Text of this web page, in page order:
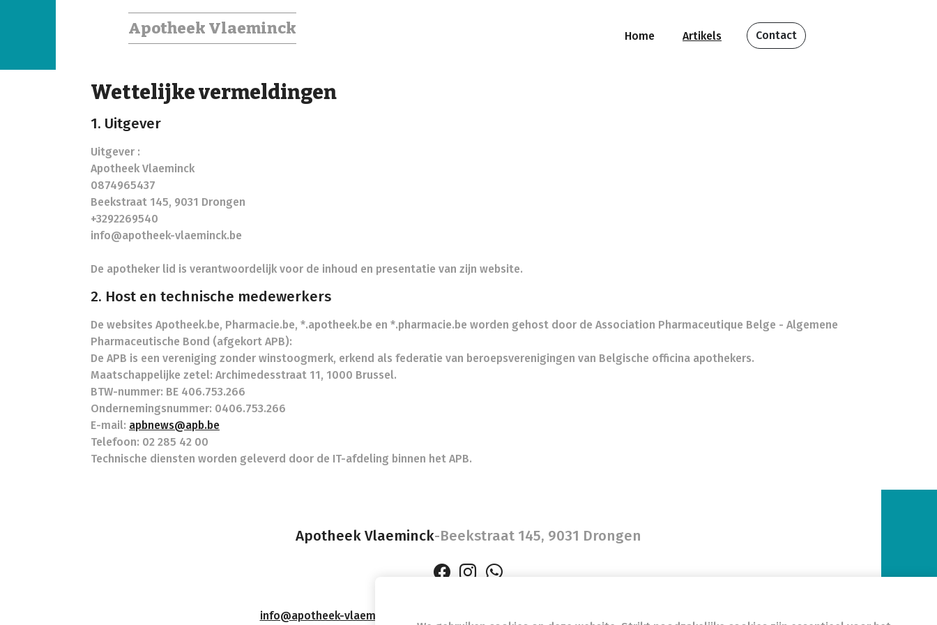
Apotheek Vlaeminck Home Artikels Contact
Wettelijke vermeldingen
1. Uitgever
Uitgever :
Apotheek Vlaeminck
0874965437
Beekstraat 145, 9031 Drongen
+3292269540
info@apotheek-vlaeminck.be
De apotheker lid is verantwoordelijk voor de inhoud en presentatie van zijn website.
2. Host en technische medewerkers
De websites Apotheek.be, Pharmacie.be, *.apotheek.be en *.pharmacie.be worden gehost door de Association Pharmaceutique Belge - Algemene
Pharmaceutische Bond (afgekort APB):
De APB is een vereniging zonder winstoogmerk, erkend als federatie van beroepsverenigingen van Belgische officina apothekers.
Maatschappelijke zetel: Archimedesstraat 11, 1000 Brussel.
BTW-nummer: BE 406.753.266
Ondernemingsnummer: 0406.753.266
E-mail: apbnews@apb.be
Telefoon: 02 285 42 00
Technische diensten worden geleverd door de IT-afdeling binnen het APB.
Apotheek Vlaeminck-Beekstraat 145, 9031 Drongen
info@apotheek-vlaeminck.be